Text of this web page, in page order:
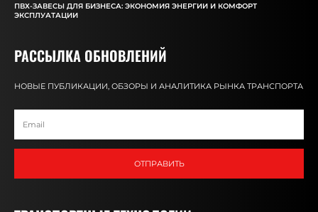
ПВХ-ЗАВЕСЫ ДЛЯ БИЗНЕСА: ЭКОНОМИЯ ЭНЕРГИИ И КОМФОРТ
ЭКСПЛУАТАЦИИ
РАССЫЛКА ОБНОВЛЕНИЙ
НОВЫЕ ПУБЛИКАЦИИ, ОБЗОРЫ И АНАЛИТИКА РЫНКА ТРАНСПОРТА
ОТПРАВИТЬ